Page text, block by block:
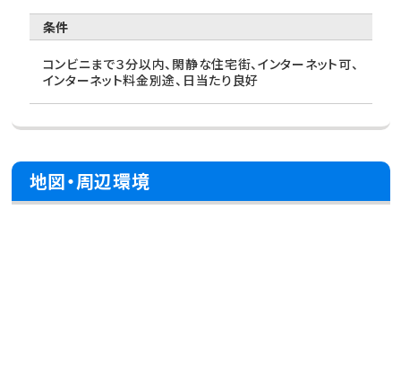
条件
コンビニまで３分以内、閑静な住宅街、インターネット可、
インターネット料金別途、日当たり良好
地図・周辺環境